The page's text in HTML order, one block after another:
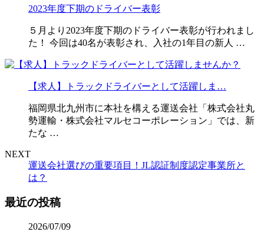
2023年度下期のドライバー表彰
５月より2023年度下期のドライバー表彰が行われまし
た！ 今回は40名が表彰され、入社の1年目の新人 …
【求人】トラックドライバーとして活躍しま…
福岡県北九州市に本社を構える運送会社「株式会社丸
勢運輸・株式会社マルセコーポレーション」では、新
たな …
NEXT
運送会社選びの重要項目！JL認証制度認定事業所と
は？
最近の投稿
2026/07/09